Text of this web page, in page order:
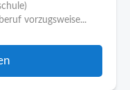
vorzugsweise...